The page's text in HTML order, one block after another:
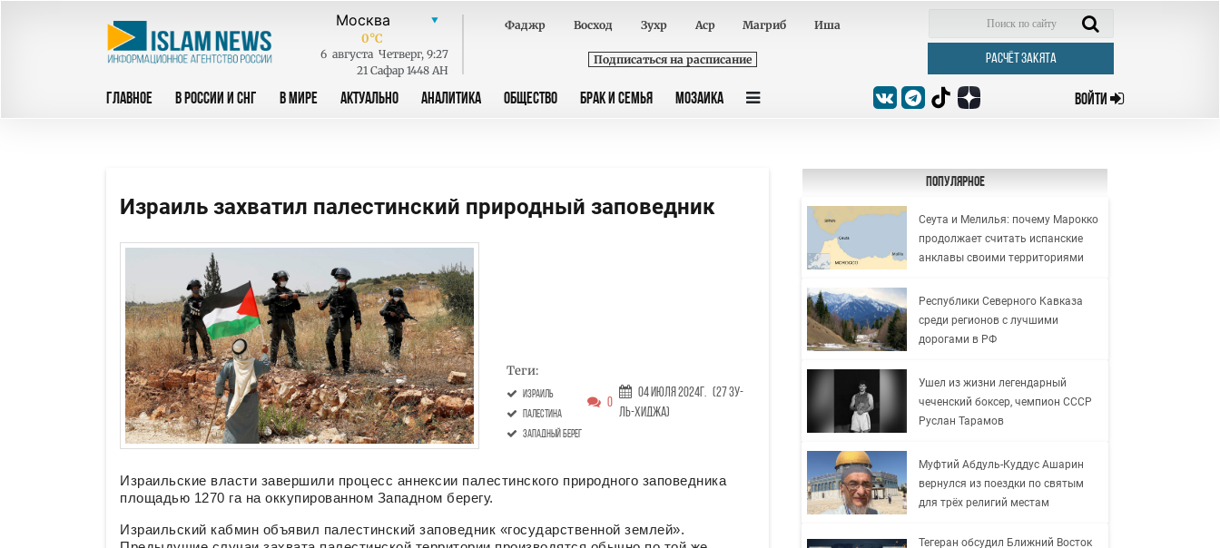
0°C
6 августа Четверг, 9:27
21 Сафар 1448 AH
Фаджр Восход Зухр Аср Магриб Иша
Подписаться на расписание РАСЧЁТ ЗАКЯТА
ГЛАВНОЕ В РОССИИ И СНГ В МИРЕ АКТУАЛЬНО АНАЛИТИКА ОБЩЕСТВО БРАК И СЕМЬЯ МОЗАИКА ВОЙТИ
Израиль захватил палестинский природный заповедник
Теги:
Израиль
Палестина
Западный берег
0
04 Июля 2024г. (27 Зу-
ль-хиджа)
Израильские власти завершили процесс аннексии палестинского природного заповедника
площадью 1270 га на оккупированном Западном берегу.
Израильский кабмин объявил палестинский заповедник «государственной землей».
Популярное
Сеута и Мелилья: почему Марокко
продолжает считать испанские
анклавы своими территориями
Республики Северного Кавказа
среди регионов с лучшими
дорогами в РФ
Ушел из жизни легендарный
чеченский боксер, чемпион СССР
Руслан Тарамов
Муфтий Абдуль-Куддус Ашарин
вернулся из поездки по святым
для трёх религий местам
Тегеран обсудил Ближний Восток